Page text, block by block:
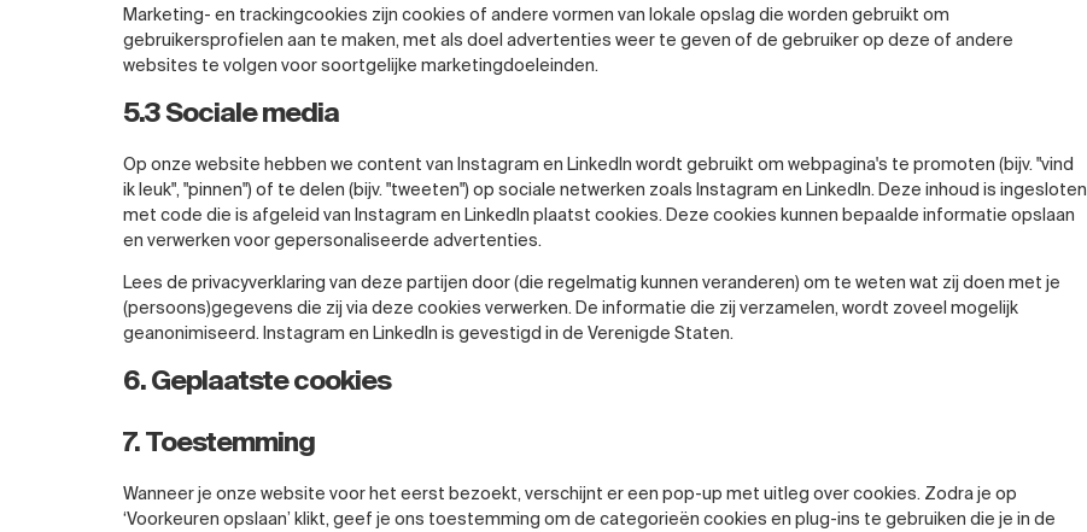
Marketing- en trackingcookies zijn cookies of andere vormen van lokale opslag die worden gebruikt om
gebruikersprofielen aan te maken, met als doel advertenties weer te geven of de gebruiker op deze of andere
websites te volgen voor soortgelijke marketingdoeleinden.
5.3 Sociale media
Op onze website hebben we content van Instagram en LinkedIn wordt gebruikt om webpagina's te promoten (bijv. "vind
ik leuk", "pinnen") of te delen (bijv. "tweeten") op sociale netwerken zoals Instagram en LinkedIn. Deze inhoud is ingesloten
met code die is afgeleid van Instagram en LinkedIn plaatst cookies. Deze cookies kunnen bepaalde informatie opslaan
en verwerken voor gepersonaliseerde advertenties.
Lees de privacyverklaring van deze partijen door (die regelmatig kunnen veranderen) om te weten wat zij doen met je
(persoons)gegevens die zij via deze cookies verwerken. De informatie die zij verzamelen, wordt zoveel mogelijk
geanonimiseerd. Instagram en LinkedIn is gevestigd in de Verenigde Staten.
6. Geplaatste cookies
7. Toestemming
Wanneer je onze website voor het eerst bezoekt, verschijnt er een pop-up met uitleg over cookies. Zodra je op
‘Voorkeuren opslaan’ klikt, geef je ons toestemming om de categorieën cookies en plug-ins te gebruiken die je in de